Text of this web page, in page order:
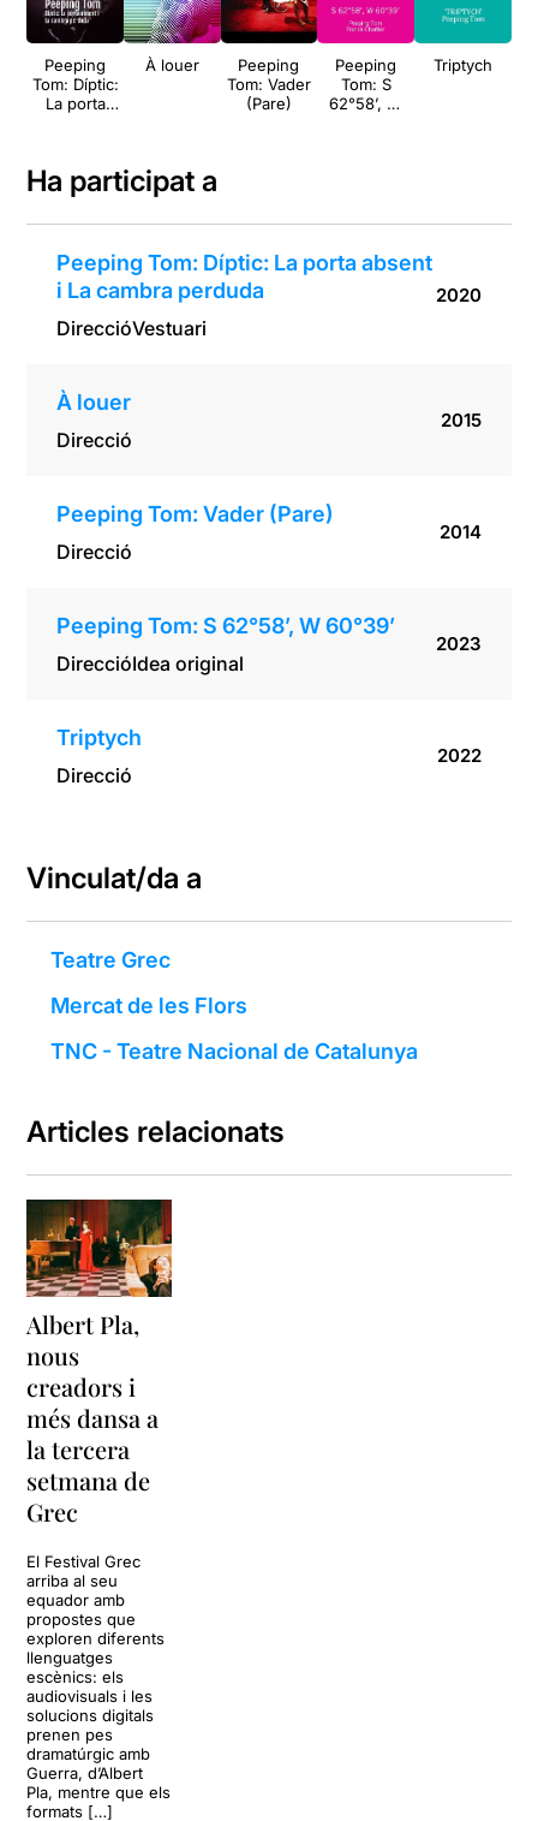
Peeping
Tom: Díptic:
La porta
À louer
Peeping
Tom: Vader
(Pare)
Peeping
Tom: S
62°58’, W
Triptych
Ha participat a
Peeping Tom: Díptic: La porta absent
i La cambra perduda
DireccióVestuari
2020
À louer
Direcció
2015
Peeping Tom: Vader (Pare)
Direcció
2014
Peeping Tom: S 62°58’, W 60°39’
DireccióIdea original
2023
Triptych
Direcció
2022
Vinculat/da a
Teatre Grec
Mercat de les Flors
TNC - Teatre Nacional de Catalunya
Articles relacionats
Albert Pla,
nous
creadors i
més dansa a
la tercera
setmana de
Grec
El Festival Grec
arriba al seu
equador amb
propostes que
exploren diferents
llenguatges
escènics: els
audiovisuals i les
solucions digitals
prenen pes
dramatúrgic amb
Guerra, d’Albert
Pla, mentre que els
formats […]